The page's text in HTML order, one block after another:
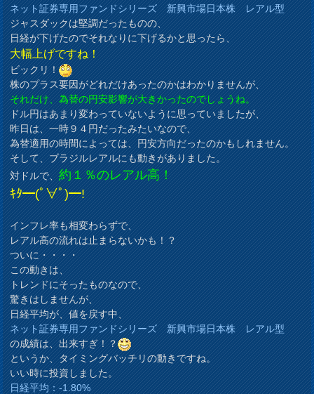
ネット証券専用ファンドシリーズ 新興市場日本株 レアル型
ジャスダックは堅調だったものの、
日経が下げたのでそれなりに下げるかと思ったら、
大幅上げですね！
ビックリ！
株のプラス要因がどれだけあったのかはわかりませんが、
それだけ、為替の円安影響が大きかったのでしょうね。
ドル円はあまり変わっていないように思っていましたが、
昨日は、一時９４円だったみたいなので、
為替適用の時間によっては、円安方向だったのかもしれません。
そして、ブラジルレアルにも動きがありました。
対ドルで、約１％のレアル高！
ｷﾀ━(ﾟ∀ﾟ)━!
インフレ率も相変わらずで、
レアル高の流れは止まらないかも！？
ついに・・・・
この動きは、
トレンドにそったものなので、
驚きはしませんが、
日経平均が、値を戻す中、
ネット証券専用ファンドシリーズ 新興市場日本株 レアル型
の成績は、出来すぎ！？
というか、タイミングバッチリの動きですね。
いい時に投資しました。
日経平均：-1.80%